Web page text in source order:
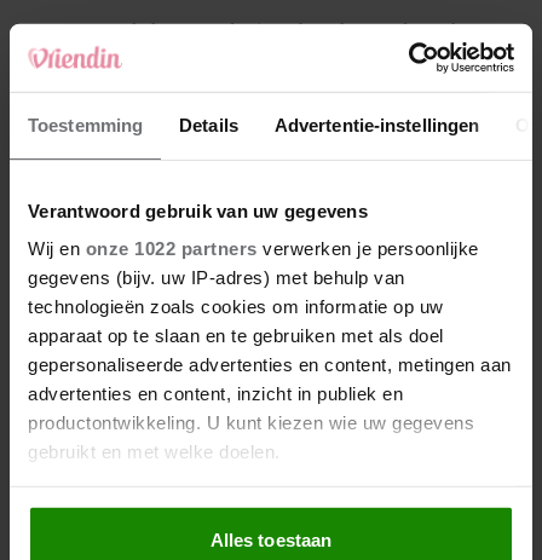
Toestemming Details Advertentie-instellingen
Verantwoord gebruik van uw gegevens
Wij en onze 1022 partners verwerken je persoonlijke
gegevens (bijv. uw IP-adres) met behulp van
technologieën zoals cookies om informatie op uw
apparaat op te slaan en te gebruiken met als doel
gepersonaliseerde advertenties en content, metingen aan
advertenties en content, inzicht in publiek en
productontwikkeling. U kunt kiezen wie uw gegevens
gebruikt en met welke doelen.
Als u het toestaat, willen we ook graag:
Informatie verzamelen over uw geografische
Alles toestaan
4 Makelaar Mandy: ‘Een bericht van de BN’er.
Een foto. Mijn lijf reageert’
5 Makelaar Mandy: ‘Vrijdagavond belde Bart.
Hij sprak eng kalm’
Nieuw